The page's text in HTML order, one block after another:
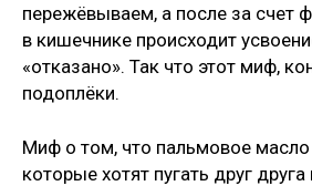
пережёвываем, а после за счет
в кишечнике происходит
«отказано». Так что этот миф,
подоплёки.
Миф о том, что пальмовое
которые хотят пугать друг